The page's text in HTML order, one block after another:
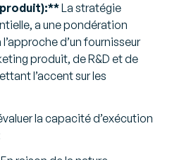
La stratégie
a une pondération
d’un fournisseur
produit, de R&D et de
l’accent sur les
la capacité d’exécution